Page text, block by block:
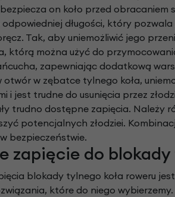
on koło przed obracaniem
długości, który
Tak, aby uniemożliwić jego
którą można użyć do
zapewniając dodatkową
otwór w zębatce tylnego koła,
i jest trudne do usunięcia przez
trudno dostępne zapięcia. Należy
potencjalnych złodziei.
bezpieczeństwie.
zapięcie do
blokady tylnego koła roweru
które do niego